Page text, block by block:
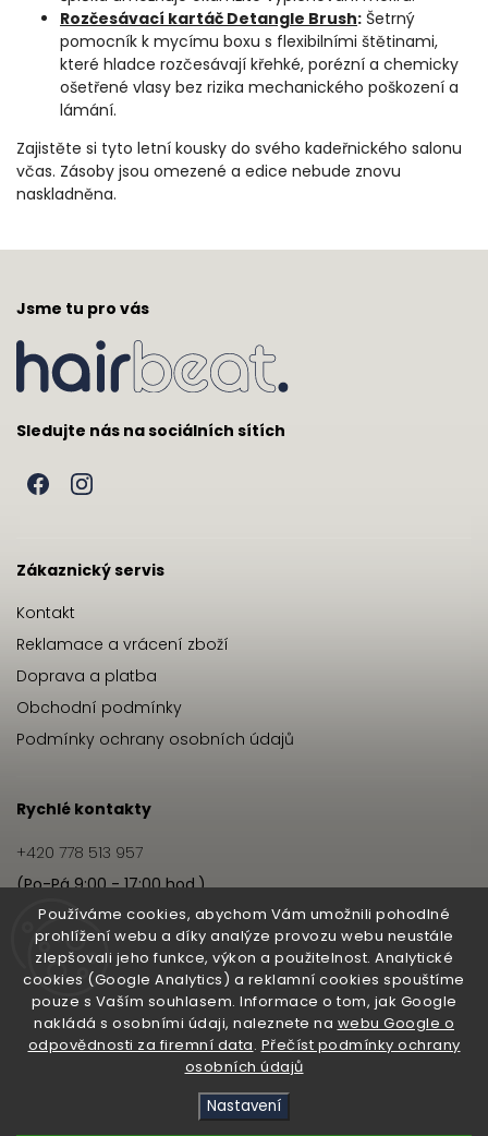
Používáme cookies, abychom Vám umožnili pohodlné
prohlížení webu a díky analýze provozu webu neustále
zlepšovali jeho funkce, výkon a použitelnost. Analytické
cookies (Google Analytics) a reklamní cookies spouštíme
pouze s Vaším souhlasem. Informace o tom, jak Google
nakládá s osobními údaji, naleznete na webu Google o
odpovědnosti za firemní data. Přečíst podmínky ochrany
osobních údajů
Nastavení
Rozčesávací kartáč Detangle Brush: Šetrný
pomocník k mycímu boxu s flexibilními štětinami,
které hladce rozčesávají křehké, porézní a chemicky
ošetřené vlasy bez rizika mechanického poškození a
lámání.
Zajistěte si tyto letní kousky do svého kadeřnického salonu
včas. Zásoby jsou omezené a edice nebude znovu
naskladněna.
Jsme tu pro vás
Sledujte nás na sociálních sítích
Zákaznický servis
Kontakt
Reklamace a vrácení zboží
Doprava a platba
Obchodní podmínky
Podmínky ochrany osobních údajů
Rychlé kontakty
+420 778 513 957
(Po-Pá 9:00 - 17:00 hod.)
info@hairbeat.cz
Hairbeat
O nás
Pro salony
Hairbeat. Všechna práva vyhrazena.